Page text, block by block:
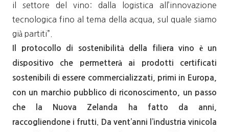
il settore del vino: dalla logistica all’innovazione
tecnologica fino al tema della acqua, sul quale siamo
già partiti”.
Il protocollo di sostenibilità della filiera vino è un
dispositivo che permetterà ai prodotti certificati
sostenibili di essere commercializzati, primi in Europa,
con un marchio pubblico di riconoscimento, un passo
che la Nuova Zelanda ha fatto da anni,
raccogliendone i frutti. Da vent’anni l’industria vinicola